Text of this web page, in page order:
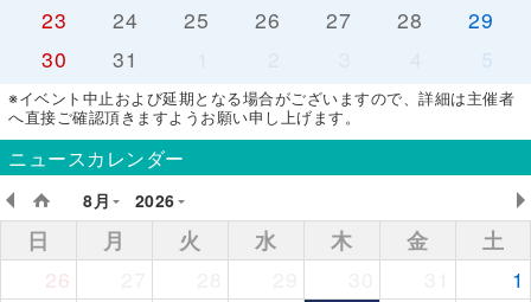
23
24 25 26 27 28
29
30
31 5
※イベント中止および延期となる場合がございますので、詳細は主催者
へ直接ご確認頂きますようお願い申し上げます。
ニュースカレンダー
8月
2026
日 月 火 水 木 金
土
26
1